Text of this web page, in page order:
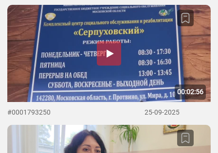
00:02:56
#0001793250 25-09-2025